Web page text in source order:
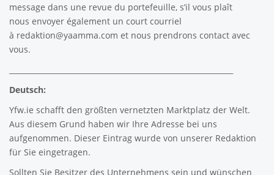
message dans une revue du portefeuille, s’il vous plaît
nous envoyer également un court courriel
à redaktion@yaamma.com et nous prendrons contact avec
vous.
Deutsch:
Yfw.ie schafft den größten vernetzten Marktplatz der Welt.
Aus diesem Grund haben wir Ihre Adresse bei uns
aufgenommen. Dieser Eintrag wurde von unserer Redaktion
für Sie eingetragen.
Sollten Sie Besitzer des Unternehmens sein und wünschen